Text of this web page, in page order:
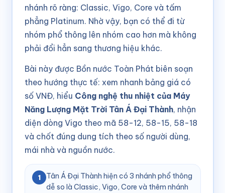
nhánh rõ ràng: Classic, Vigo, Core và tấm
phẳng Platinum. Nhờ vậy, bạn có thể đi từ
nhóm phổ thông lên nhóm cao hơn mà không
phải đổi hẳn sang thương hiệu khác.
Bài này được Bồn nước Toàn Phát biên soạn
theo hướng thực tế: xem nhanh bảng giá có
số VNĐ, hiểu Công nghệ thu nhiệt của Máy
Năng Lượng Mặt Trời Tân Á Đại Thành, nhận
diện dòng Vigo theo mã 58-12, 58-15, 58-18
và chốt đúng dung tích theo số người dùng,
mái nhà và nguồn nước.
1
Tân Á Đại Thành hiện có 3 nhánh phổ thông
dễ so là Classic, Vigo, Core và thêm nhánh